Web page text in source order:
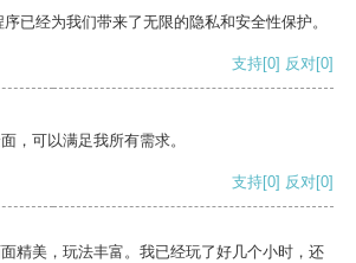
已经为我们带来了无限的隐私和安全性保护。
支持[0] 反对[0]
，可以满足我所有需求。
支持[0] 反对[0]
精美，玩法丰富。我已经玩了好几个小时，还